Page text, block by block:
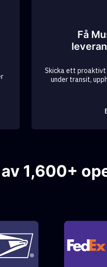
Få
Skicka ett proaktivt
under transit,
1,600+